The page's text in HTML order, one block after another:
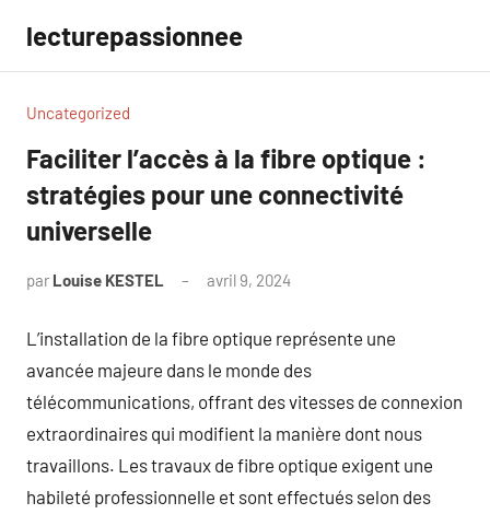
contenu
lecturepassionnee
Uncategorized
Faciliter l’accès à la fibre optique :
stratégies pour une connectivité
universelle
par Louise KESTEL avril 9, 2024
L’installation de la fibre optique représente une
avancée majeure dans le monde des
télécommunications, offrant des vitesses de connexion
extraordinaires qui modifient la manière dont nous
travaillons. Les travaux de fibre optique exigent une
habileté professionnelle et sont effectués selon des